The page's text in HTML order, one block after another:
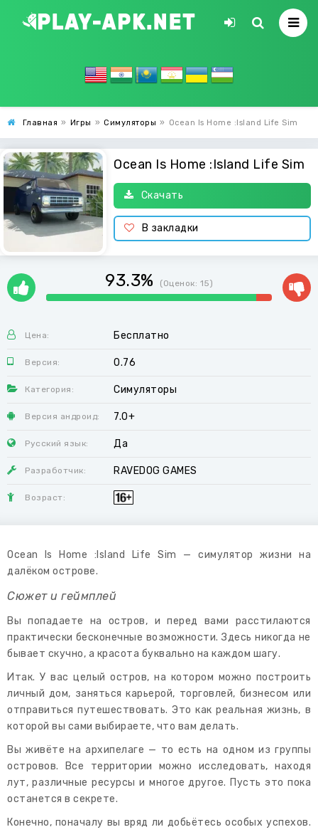
Главная » Игры » Симуляторы » Ocean Is Home :Island Life Sim
Ocean Is Home :Island Life Sim
Скачать
В закладки
93.3% (Оценок: 15)
Цена: Бесплатно
Версия: 0.76
Категория: Симуляторы
Версия андроид: 7.0+
Русский язык: Да
Разработчик: RAVEDOG GAMES
Возраст:
Ocean Is Home :Island Life Sim — симулятор жизни на
далёком острове.
Сюжет и геймплей
Вы попадаете на остров, и перед вами расстилаются
практически бесконечные возможности. Здесь никогда не
бывает скучно, а красота буквально на каждом шагу.
Итак. У вас целый остров, на котором можно построить
личный дом, заняться карьерой, торговлей, бизнесом или
отправиться путешествовать. Это как реальная жизнь, в
которой вы сами выбираете, что вам делать.
Вы живёте на архипелаге — то есть на одном из группы
островов. Все территории можно исследовать, находя
лут, различные ресурсы и многое другое. Пусть это пока
останется в секрете.
Конечно, поначалу вы вряд ли добьётесь особых успехов.